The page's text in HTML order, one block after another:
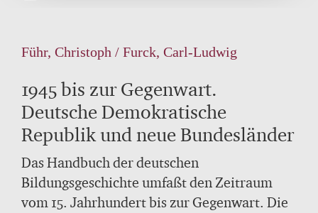
Führ, Christoph / Furck, Carl-Ludwig
1945 bis zur Gegenwart.
Deutsche Demokratische
Republik und neue Bundesländer
Das Handbuch der deutschen
Bildungsgeschichte umfaßt den Zeitraum
vom 15. Jahrhundert bis zur Gegenwart. Die